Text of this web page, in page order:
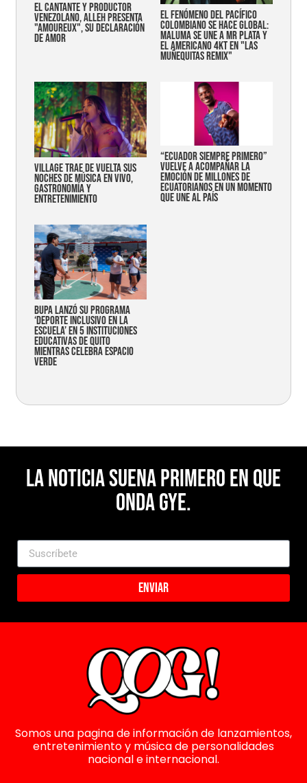
EL CANTANTE Y PRODUCTOR
VENEZOLANO, ALLEH PRESENTA
"AMOUREUX", SU DECLARACIÓN
DE AMOR
EL FENÓMENO DEL PACÍFICO
COLOMBIANO SE HACE GLOBAL:
MALUMA SE UNE A MR PLATA Y
EL AMERICANO 4KT EN "LAS
MUÑEQUITAS REMIX"
Village trae de vuelta sus
noches de música en vivo,
gastronomía y
entretenimiento
“Ecuador siempre primero”
vuelve a acompañar la
emoción de millones de
ecuatorianos en un momento
que une al país
Bupa lanzó su programa
‘Deporte Inclusivo en la
Escuela’ en 5 instituciones
educativas de Quito
mientras celebra espacio
verde
La noticia suena primero en Que
Onda Gye.
Enviar
Somos una pagina de información de lanzamientos,
entretenimiento y música de personalidades
nacional e internacional.